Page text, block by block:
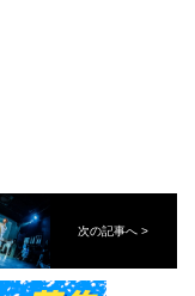
次の記事へ >